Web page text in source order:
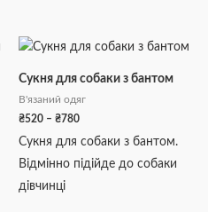
Сукня для собаки з бантом
В'язаний одяг
₴520 – ₴780
Діапазон
₴520
до
₴780
Сукня для собаки з бантом.
Відмінно підійде до собаки
дівчинці
Цей
варіантів.
Параметри